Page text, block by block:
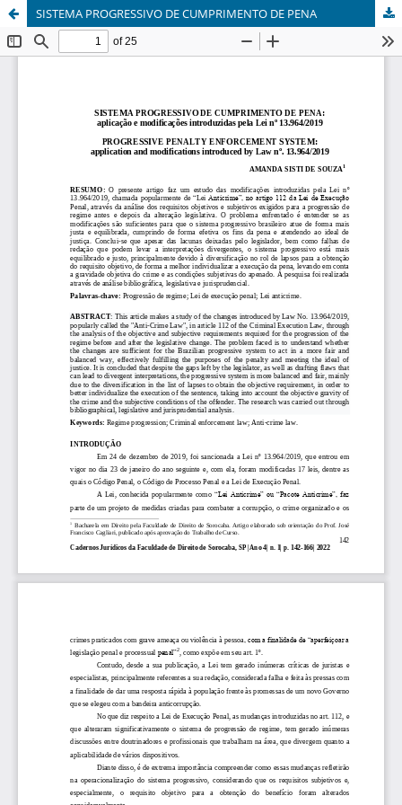
SISTEMA PROGRESSIVO DE CUMPRIMENTO DE PENA